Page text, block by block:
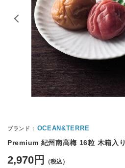
OCEAN&TERRE
Premium 紀州南高梅 16粒 木箱入り
2,970円